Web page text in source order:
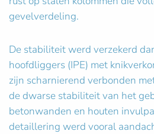
gevelverdeling.
De stabiliteit werd verzekerd
hoofdliggers (IPE) met
zijn scharnierend verbonden
de dwarse stabiliteit van het
betonwanden en houten
detaillering werd vooral